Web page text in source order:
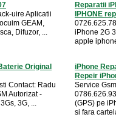
uire Aplicatii
GEAM,
Difuzor, ...
Reparatii
IPHONE
iPhone 2G
apple
Original
Contact: Radu
Autorizat -
3G, ...
iPhone
Repeir
Service
(GPS) pe
si fara